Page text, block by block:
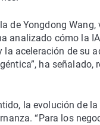
de Yongdong
analizado cómo la
aceleración de su
ha
la evolución de
“Para los